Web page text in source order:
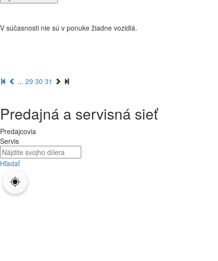
V súčasnosti nie sú v ponuke žiadne vozidlá.
... 29 30 31
Predajná a servisná sieť
Predajcovia
Servis
Hľadať